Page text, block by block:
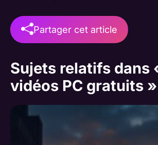
Partager cet article
Sujets relatifs dans
vidéos PC gratuits »